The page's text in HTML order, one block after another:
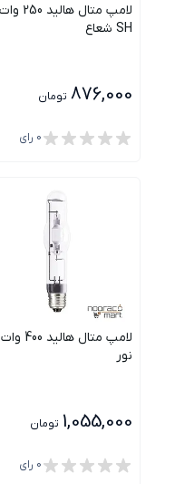
لامپ متال
SH شعاع
876,000 تومان
0 رای
لامپ متال هالید 400 وات
نور
1,055,000 تومان
0 رای